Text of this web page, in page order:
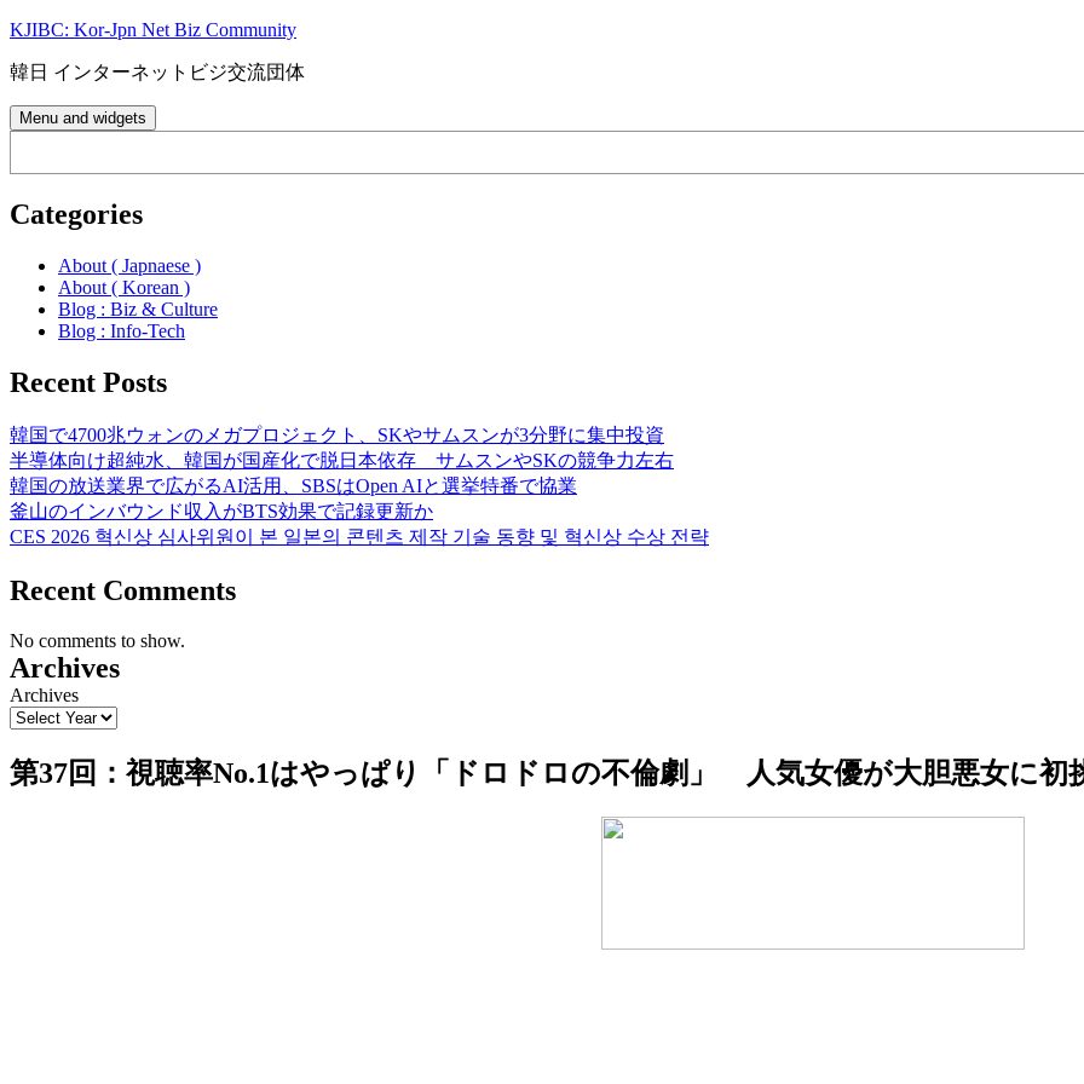
Skip
content
KJIBC: Kor-Jpn Net Biz Community
韓日 インターネットビジ交流団体
Menu and widgets
Categories
About ( Japnaese )
About ( Korean )
Blog : Biz & Culture
Blog : Info-Tech
Recent Posts
韓国で4700兆ウォンのメガプロジェクト、SKやサムスンが3分野に集中投資
半導体向け超純水、韓国が国産化で脱日本依存 サムスンやSKの競争力左右
韓国の放送業界で広がるAI活用、SBSはOpen AIと選挙特番で協業
釜山のインバウンド収入がBTS効果で記録更新か
CES 2026 혁신상 심사위원이 본 일본의 콘텐츠 제작 기술 동향 및 혁신상 수상 전략
Recent Comments
No comments to show.
Archives
Archives
第37回：視聴率No.1はやっぱり「ドロドロの不倫劇」 人気女優が大胆悪女に初